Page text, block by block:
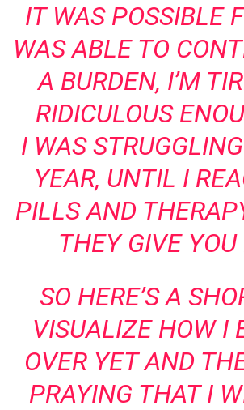
IT WAS POSSIBLE
WAS ABLE TO
A BURDEN, I’M
RIDICULOUS
I WAS
YEAR, UNTIL I
PILLS AND
THEY GIVE
SO HERE’S A
VISUALIZE HOW I
OVER YET AND
PRAYING THAT I